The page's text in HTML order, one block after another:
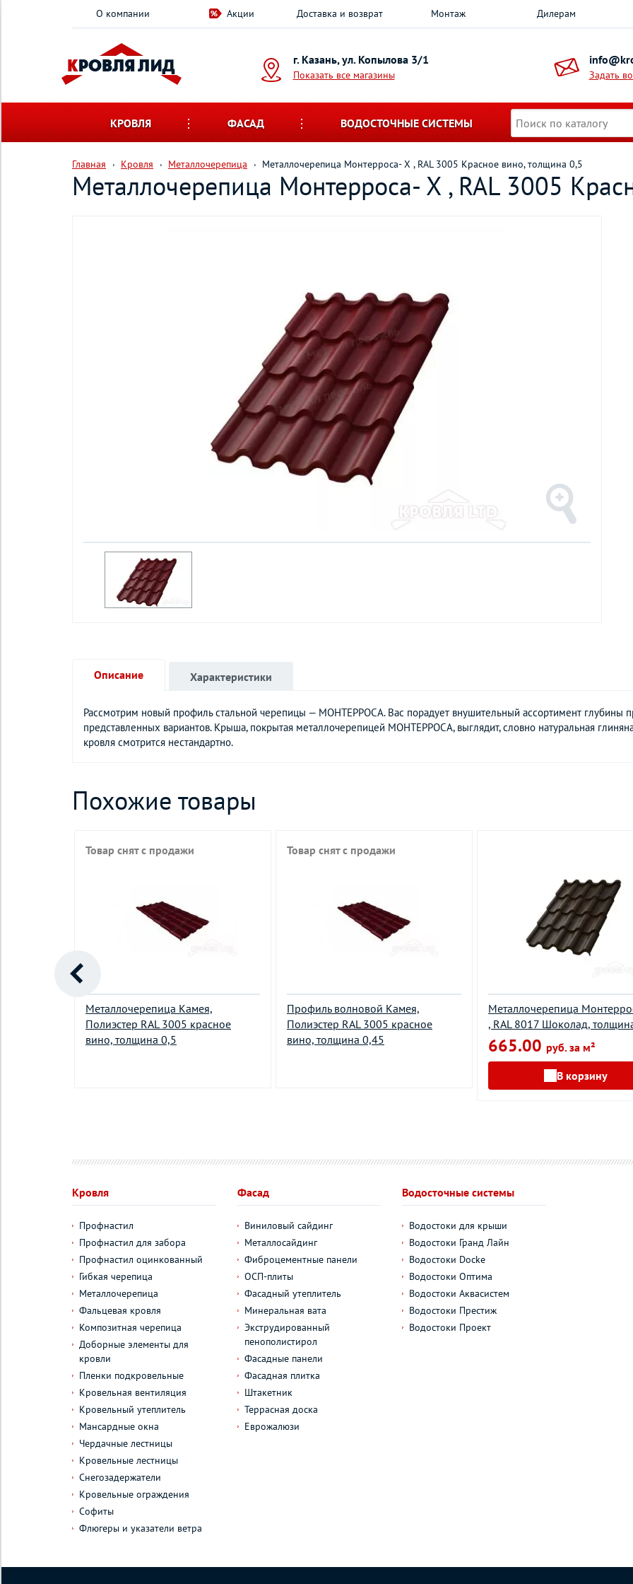
О компании Акции Доставка и возврат Монтаж Дилерам
г. Казань, ул. Копылова 3/1
Показать все магазины Задать
КРОВЛЯ ФАСАД ВОДОСТОЧНЫЕ СИСТЕМЫ
Главная Кровля Металлочерепица Металлочерепица Монтерроса- X , RAL 3005 Красное вино, толщина 0,5
Металлочерепица Монтерроса- X , RAL 3005
Описание
Рассмотрим новый профиль стальной черепицы — МОНТЕРРОСА. Вас порадует внушительный ассортимент глубины
представленных вариантов. Крыша, покрытая металлочерепицей МОНТЕРРОСА, выглядит, словно натуральная
кровля смотрится нестандартно.
Характеристики
Похожие товары
Металлочерепица Камея,
Полиэстер RAL 3005 красное
вино, толщина 0,5
Товар снят с продажи
Профиль волновой Камея,
Полиэстер RAL 3005 красное
вино, толщина 0,45
Товар снят с продажи
Металлочерепица
, RAL 8017 Шоколад,
665.00 руб. за м²
В корзину
Кровля
Профнастил
Профнастил для забора
Профнастил оцинкованный
Гибкая черепица
Металлочерепица
Фальцевая кровля
Композитная черепица
Доборные элементы для
кровли
Пленки подкровельные
Кровельная вентиляция
Кровельный утеплитель
Мансардные окна
Чердачные лестницы
Кровельные лестницы
Снегозадержатели
Кровельные ограждения
Софиты
Флюгеры и указатели ветра
Фасад
Виниловый сайдинг
Металлосайдинг
Фиброцементные панели
ОСП-плиты
Фасадный утеплитель
Минеральная вата
Экструдированный
пенополистирол
Фасадные панели
Фасадная плитка
Штакетник
Террасная доска
Еврожалюзи
Водосточные системы
Водостоки для крыши
Водостоки Гранд Лайн
Водостоки Docke
Водостоки Оптима
Водостоки Аквасистем
Водостоки Престиж
Водостоки Проект